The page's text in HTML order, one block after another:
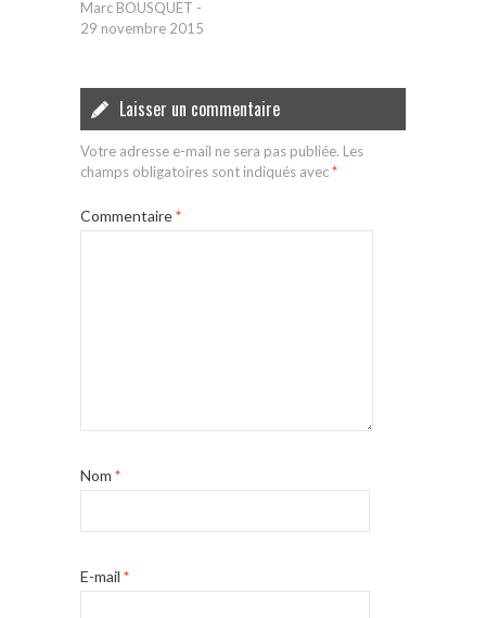
Marc BOUSQUET -
29 novembre 2015
Laisser un commentaire
Votre adresse e-mail ne sera pas publiée. Les
champs obligatoires sont indiqués avec*
Commentaire*
Nom *
E-mail *